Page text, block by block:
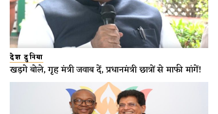
देश दुनिया
खड़गे बोले, गृह मंत्री जवाब दें, प्रधानमंत्री छात्रों से माफी मांगें!